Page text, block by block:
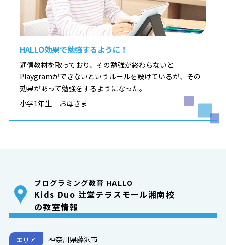
HALLO効果で勉強するように！
通信教材を取っており、その勉強が終わらないと
Playgramができないというルールを設けているが、その
効果があって勉強をするようになった。
小学1年生 お母さま
プログラミング教育 HALLO
Kids Duo 辻堂テラスモール湘南校
の教室情報
エリア 神奈川県藤沢市